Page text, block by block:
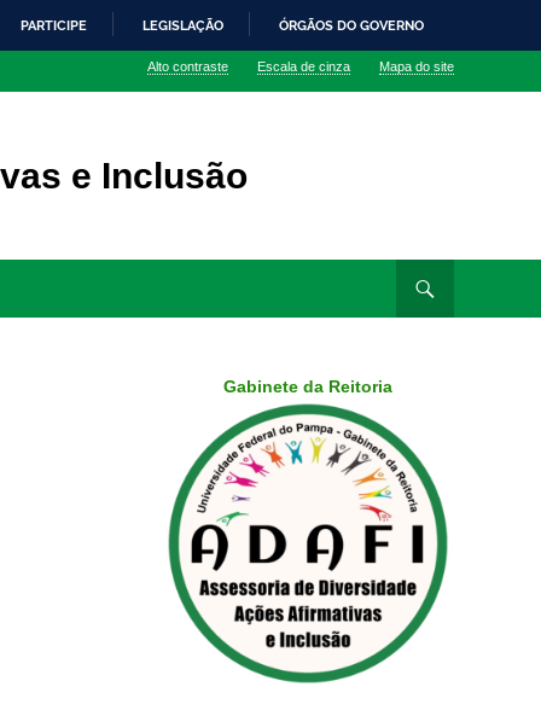
PARTICIPE LEGISLAÇÃO ÓRGÃOS DO GOVERNO
Alto contraste Escala de cinza Mapa do site
e Inclusão
Gabinete da Reitoria